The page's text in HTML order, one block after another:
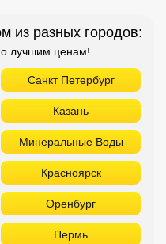
из разных городов:
лучшим ценам!
Санкт Петербург
Казань
Минеральные Воды
Красноярск
Оренбург
Пермь